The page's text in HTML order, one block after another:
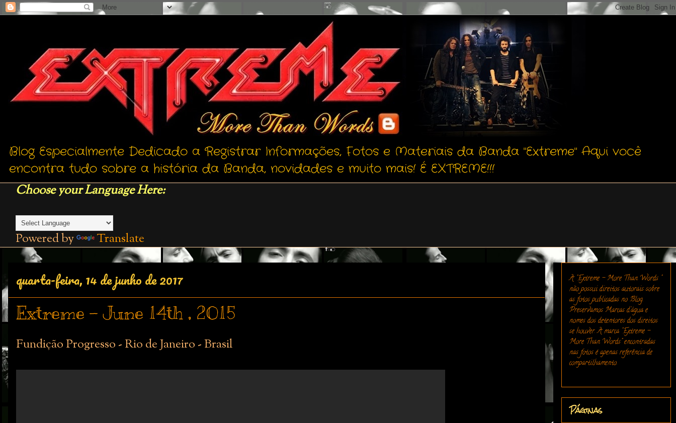
Blog Especialmente Dedicado a Registrar Informações, Fotos e Materiais da Banda "Extreme" Aqui você
encontra tudo sobre a história da Banda, novidades e muito mais! É EXTREME!!!
Choose your Language Here:
Powered by Translate
quarta-feira, 14 de junho de 2017
Extreme - June 14th , 2015
Fundição Progresso - Rio de Janeiro - Brasil
A "Extreme - More Than Words "
não possui direitos autorais sobre
as fotos publicadas no Blog.
Preservamos Marcas d'água e
nomes dos detentores dos direitos
se houver. A marca "Extreme -
More Than Words" encontradas
nas fotos é apenas referência de
compartilhamento.
Páginas